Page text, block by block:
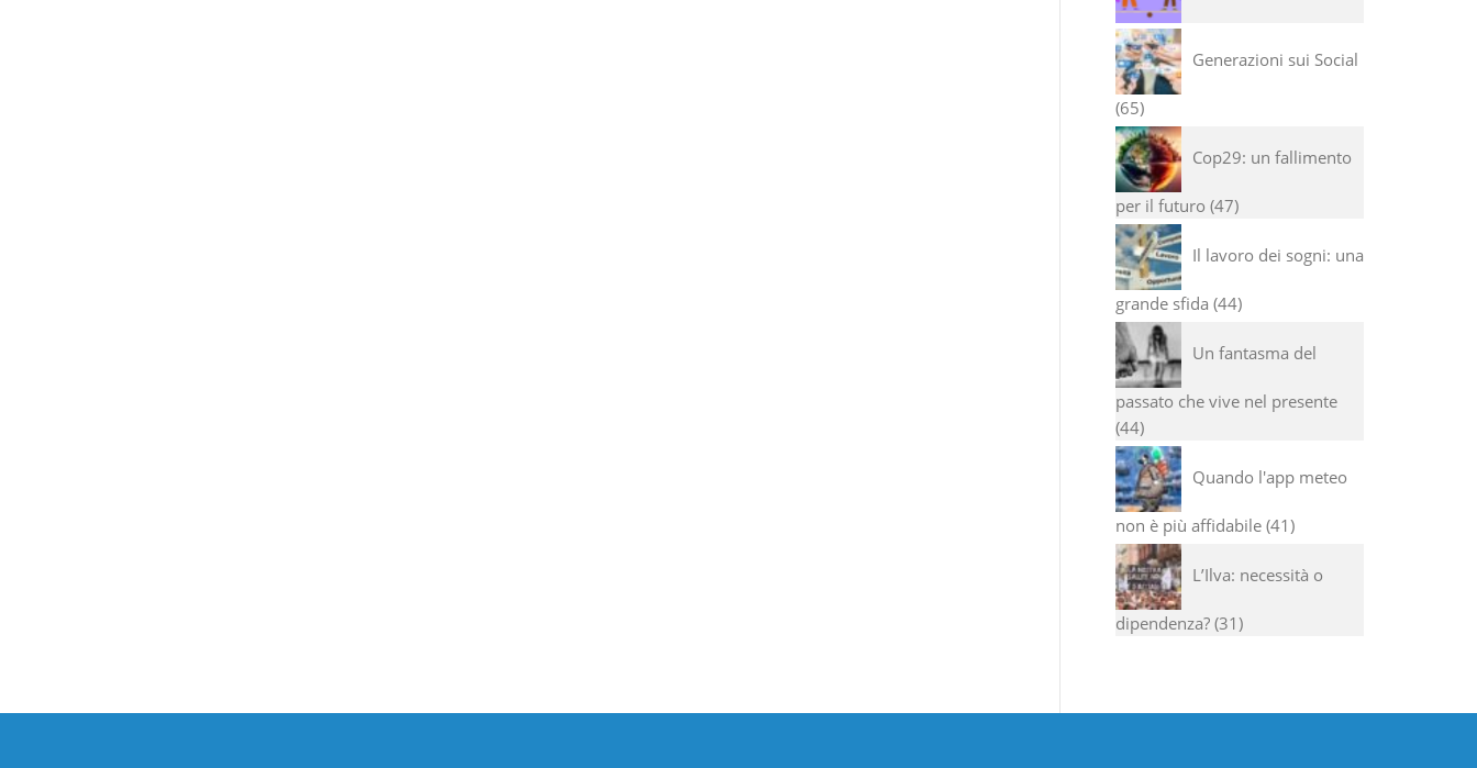
Generazioni sui Social
65
Cop29: un fallimento
per il futuro 47
Il lavoro dei sogni: una
grande sfida 44
Un fantasma del
passato che vive nel presente
44
Quando l'app meteo
non è più affidabile 41
L’Ilva: necessità o
dipendenza? 31